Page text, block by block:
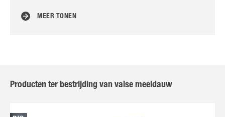
MEER TONEN
Producten ter bestrijding van valse meeldauw